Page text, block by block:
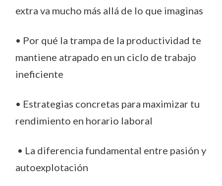
extra va mucho más allá de lo que imaginas
• Por qué la trampa de la productividad te
mantiene atrapado en un ciclo de trabajo
ineficiente
• Estrategias concretas para maximizar tu
rendimiento en horario laboral
• La diferencia fundamental entre pasión y
autoexplotación